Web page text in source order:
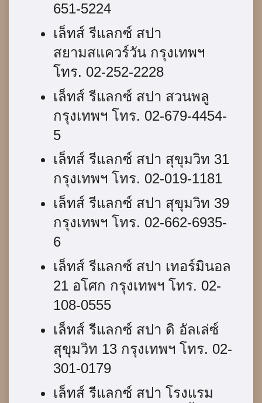
651-5224
เล็ทส์ รีแลกซ์ สปา
สยามสแควร์วัน กรุงเทพฯ
โทร. 02-252-2228
เล็ทส์ รีแลกซ์ สปา สวนพลู
กรุงเทพฯ โทร. 02-679-4454-
5
เล็ทส์ รีแลกซ์ สปา สุขุมวิท 31
กรุงเทพฯ โทร. 02-019-1181
เล็ทส์ รีแลกซ์ สปา สุขุมวิท 39
กรุงเทพฯ โทร. 02-662-6935-
6
เล็ทส์ รีแลกซ์ สปา เทอร์มินอล
21 อโศก กรุงเทพฯ โทร. 02-
108-0555
เล็ทส์ รีแลกซ์ สปา ดิ อัลเล่ซ์
สุขุมวิท 13 กรุงเทพฯ โทร. 02-
301-0179
เล็ทส์ รีแลกซ์ สปา โรงแรม